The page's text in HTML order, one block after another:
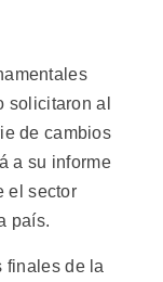
solicitaron al
de cambios
a su informe
el sector
país.
finales de la